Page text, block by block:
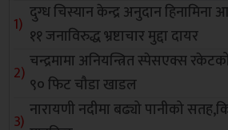
दुग्ध चिस्यान केन्द्र अनुदान
११ जनाविरुद्ध भ्रष्टाचार मुद्दा दायर
चन्द्रमामा अनियन्त्रित स्पेसएक्स
९० फिट चौडा खाडल
नारायणी नदीमा बढ्यो पानीको